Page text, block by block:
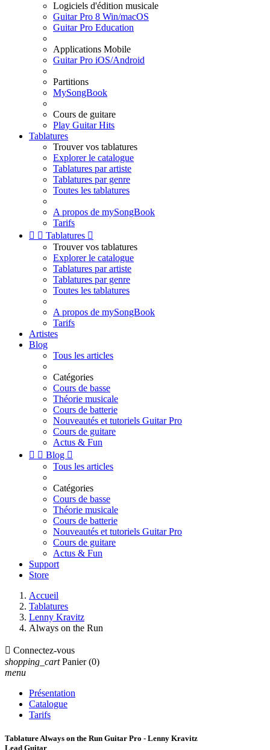
Logiciels d'édition musicale
Guitar Pro 8 Win/macOS
Guitar Pro Education
Applications Mobile
Guitar Pro iOS/Android
Partitions
MySongBook
Cours de guitare
Play Guitar Hits
Tablatures
Trouver vos tablatures
Explorer le catalogue
Tablatures par artiste
Tablatures par genre
Toutes les tablatures
A propos de mySongBook
Tarifs
  Tablatures 
Trouver vos tablatures
Explorer le catalogue
Tablatures par artiste
Tablatures par genre
Toutes les tablatures
A propos de mySongBook
Tarifs
Artistes
Blog
Tous les articles
Catégories
Cours de basse
Théorie musicale
Cours de batterie
Nouveautés et tutoriels Guitar Pro
Cours de guitare
Actus & Fun
  Blog 
Tous les articles
Catégories
Cours de basse
Théorie musicale
Cours de batterie
Nouveautés et tutoriels Guitar Pro
Cours de guitare
Actus & Fun
Support
Store
Accueil
Tablatures
Lenny Kravitz
Always on the Run
 Connectez-vous
shopping_cart Panier (0)
menu
Présentation
Catalogue
Tarifs
Tablature Always on the Run Guitar Pro - Lenny Kravitz
Lead Guitar